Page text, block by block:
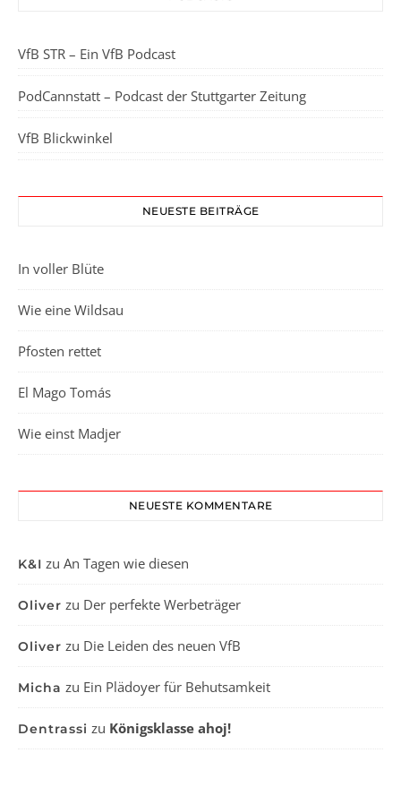
VfB STR – Ein VfB Podcast
PodCannstatt – Podcast der Stuttgarter Zeitung
VfB Blickwinkel
NEUESTE BEITRÄGE
In voller Blüte
Wie eine Wildsau
Pfosten rettet
El Mago Tomás
Wie einst Madjer
NEUESTE KOMMENTARE
K&I zu An Tagen wie diesen
Oliver zu Der perfekte Werbeträger
Oliver zu Die Leiden des neuen VfB
Micha zu Ein Plädoyer für Behutsamkeit
Dentrassi zu Königsklasse ahoj!